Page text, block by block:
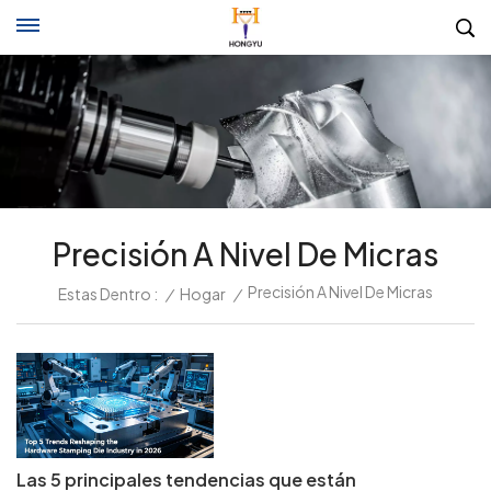
Precisión A Nivel De Micras
Estas Dentro : / Hogar / Precisión A Nivel De Micras
Las 5 principales tendencias que están